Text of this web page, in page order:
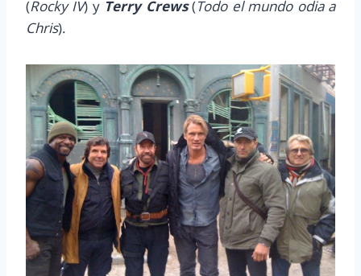
(Rocky IV) y Terry Crews(Todo el mundo odia a
Chris).